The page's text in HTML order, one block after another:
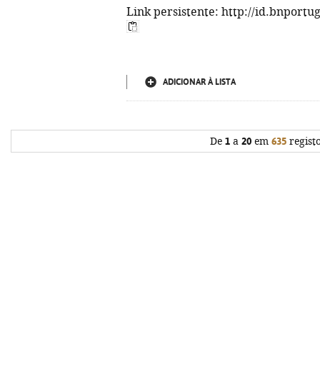
Link persistente: http://
ADICIONAR À LISTA
De 1 a 20 em 635